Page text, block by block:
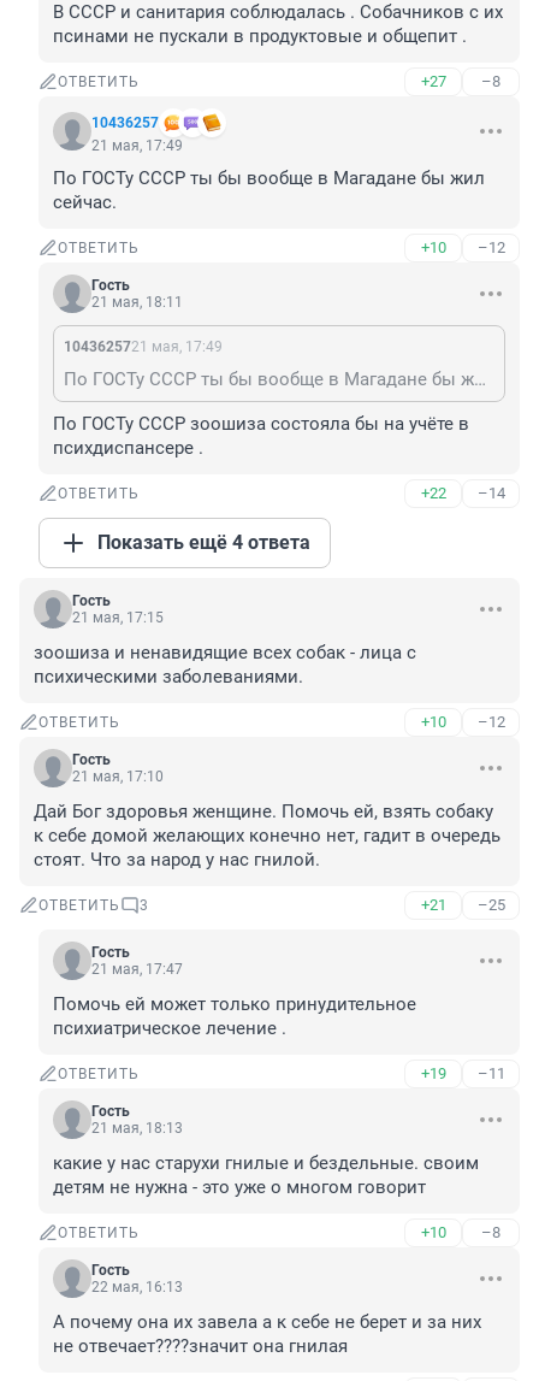
В СССР и санитария соблюдалась . Собачников с их
псинами не пускали в продуктовые и общепит .
ОТВЕТИТЬ +27 –8
10436257
21 мая, 17:49
По ГОСТу СССР ты бы вообще в Магадане бы жил
сейчас.
ОТВЕТИТЬ +10 –12
Гость
21 мая, 18:11
1043625721 мая, 17:49
По ГОСТу СССР ты бы вообще в Магадане бы жил сейчас.
По ГОСТу СССР зоошиза состояла бы на учёте в
психдиспансере .
ОТВЕТИТЬ +22 –14
Показать ещё 4 ответа
Гость
21 мая, 17:15
зоошиза и ненавидящие всех собак - лица с
психическими заболеваниями.
ОТВЕТИТЬ +10 –12
Гость
21 мая, 17:10
Дай Бог здоровья женщине. Помочь ей, взять собаку
к себе домой желающих конечно нет, гадит в очередь
стоят. Что за народ у нас гнилой.
ОТВЕТИТЬ 3 +21 –25
Гость
21 мая, 17:47
Помочь ей может только принудительное
психиатрическое лечение .
ОТВЕТИТЬ +19 –11
Гость
21 мая, 18:13
какие у нас старухи гнилые и бездельные. своим
детям не нужна - это уже о многом говорит
ОТВЕТИТЬ +10 –8
Гость
22 мая, 16:13
А почему она их завела а к себе не берет и за них
не отвечает????значит она гнилая